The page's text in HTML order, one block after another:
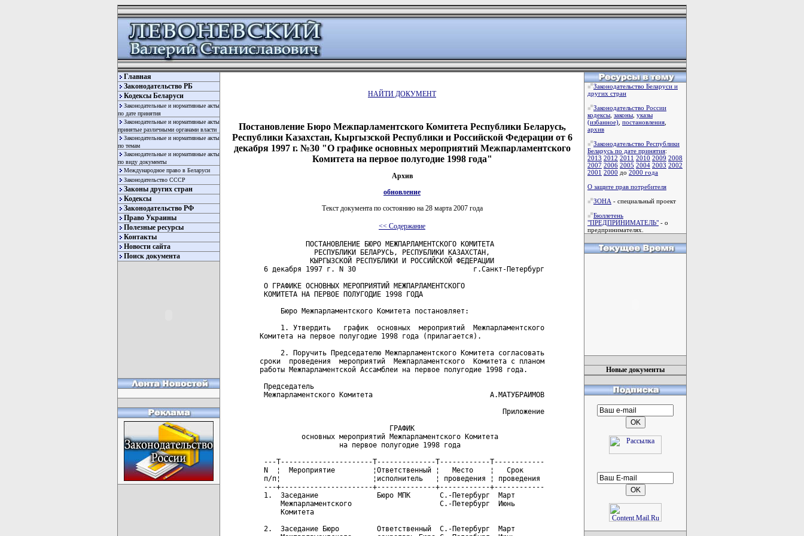
Главная
Законодательство РБ
Кодексы Беларуси
Законодательные и нормативные акты
по дате принятия
Законодательные и нормативные акты
принятые различными органами власти
Законодательные и нормативные акты
по темам
Законодательные и нормативные акты
по виду документы
Международное право в Беларуси
Законодательство СССР
Законы других стран
Кодексы
Законодательство РФ
Право Украины
Полезные ресурсы
Контакты
Новости сайта
Поиск документа
НАЙТИ ДОКУМЕНТ
Постановление Бюро Межпарламентского Комитета Республики Беларусь,
Республики Казахстан, Кыргызской Республики и Российской Федерации от 6
декабря 1997 г. №30 "О графике основных мероприятий Межпарламентского
Комитета на первое полугодие 1998 года"
Архив
обновление
Текст документа по состоянию на 28 марта 2007 года
<< Содержание
           ПОСТАНОВЛЕНИЕ БЮРО МЕЖПАРЛАМЕНТСКОГО КОМИТЕТА
             РЕСПУБЛИКИ БЕЛАРУСЬ, РЕСПУБЛИКИ КАЗАХСТАН,
            КЫРГЫЗСКОЙ РЕСПУБЛИКИ И РОССИЙСКОЙ ФЕДЕРАЦИИ
6 декабря 1997 г. N 30                            г.Санкт-Петербург
О ГРАФИКЕ ОСНОВНЫХ МЕРОПРИЯТИЙ МЕЖПАРЛАМЕНТСКОГО
КОМИТЕТА НА ПЕРВОЕ ПОЛУГОДИЕ 1998 ГОДА
     Бюро Межпарламентского Комитета постановляет:
     1. Утвердить   график  основных  мероприятий  Межпарламентского
Комитета на первое полугодие 1998 года (прилагается).
     2. Поручить Председателю Межпарламентского Комитета согласовать
сроки  проведения  мероприятий  Межпарламентского  Комитета с планом
работы Межпарламентской Ассамблеи на первое полугодие 1998 года.
Председатель
Межпарламентского Комитета                            А.МАТУБРАИМОВ
                                                          Приложение
                               ГРАФИК
          основных мероприятий Межпарламентского Комитета
                   на первое полугодие 1998 года
---T----------------------T--------------T------------T------------
N  ¦  Мероприятие         ¦Ответственный ¦   Место    ¦   Срок
п/п¦                      ¦исполнитель   ¦ проведения ¦ проведения
---+----------------------+--------------+------------+------------
1.  Заседание              Бюро МПК       С.-Петербург  Март
     Межпарламентского                     С.-Петербург  Июнь
     Комитета
2.  Заседание Бюро         Ответственный  С.-Петербург  Март
Законодательство Беларуси и
других стран
Законодательство России
кодексы законы указы
(избанное) постановления
архив
Законодательство Республики
Беларусь по дате принятия:
2013 2012 2011 2010 2009 2008
2007 2006 2005 2004 2003 2002
2001 2000 до 2000 года
О защите прав потребителя
ЗОНА - специальный проект
Бюллетень
"ПРЕДПРИНИМАТЕЛЬ" - о
предпринимателях.
Новые документы